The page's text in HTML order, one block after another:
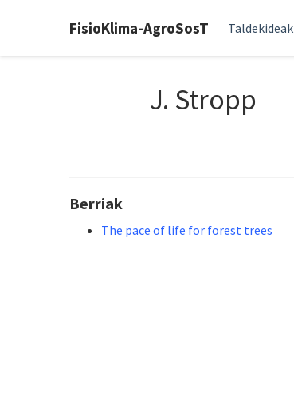
FisioKlima-AgroSosT Taldekideak
J. Stropp
Berriak
The pace of life for forest trees